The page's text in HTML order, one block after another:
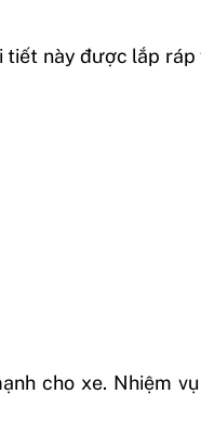
tiết này được lắp
cho xe. Nhiệm